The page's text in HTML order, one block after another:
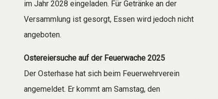
im Jahr 2028 eingeladen. Für Getränke an der
Versammlung ist gesorgt, Essen wird jedoch nicht
angeboten.
Ostereiersuche auf der Feuerwache 2025
Der Osterhase hat sich beim Feuerwehrverein
angemeldet. Er kommt am Samstag, den